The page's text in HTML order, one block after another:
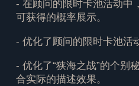
- 在顾问的限时卡池活动中
可获得的概率展示。
- 优化了顾问的限时卡池活
- 优化了“狭海之战”的个别
合实际的描述效果。